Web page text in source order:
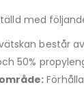
med
består
50%